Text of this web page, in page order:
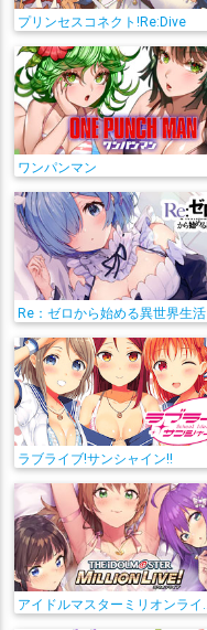
プリンセスコネクト!Re:Dive
ワンパンマン
Re：ゼロから始める異世界生活
ラブライブ!サンシャイン!!